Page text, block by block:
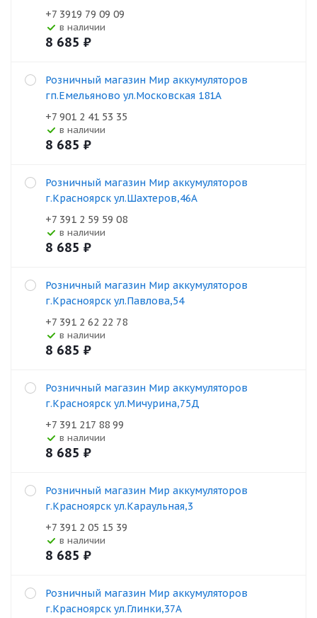
+7 3919 79 09 09
В наличии
8 685 ₽
Розничный магазин Мир аккумуляторов
гп.Емельяново ул.Московская 181А
+7 901 2 41 53 35
В наличии
8 685 ₽
Розничный магазин Мир аккумуляторов
г.Красноярск ул.Шахтеров,46А
+7 391 2 59 59 08
В наличии
8 685 ₽
Розничный магазин Мир аккумуляторов
г.Красноярск ул.Павлова,54
+7 391 2 62 22 78
В наличии
8 685 ₽
Розничный магазин Мир аккумуляторов
г.Красноярск ул.Мичурина,75Д
+7 391 217 88 99
В наличии
8 685 ₽
Розничный магазин Мир аккумуляторов
г.Красноярск ул.Караульная,3
+7 391 2 05 15 39
В наличии
8 685 ₽
Розничный магазин Мир аккумуляторов
г.Красноярск ул.Глинки,37А